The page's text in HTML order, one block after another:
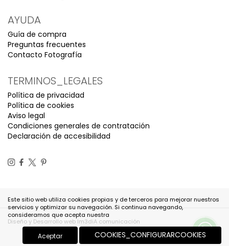
AYUDA
Guía de compra
Preguntas frecuentes
Contacto Fotografía
TERMINOS_LEGALES
Política de privacidad
Política de cookies
Aviso legal
Condiciones generales de contratación
Declaración de accesibilidad
Diseño y Desarrollo web Im3diA comunicación
Este sitio web utiliza cookies propias y de terceros para mejorar nuestros
servicios y optimizar su navegación. Si continua navegando,
consideramos que acepta nuestra
Aceptar COOKIES_CONFIGURARCOOKIES